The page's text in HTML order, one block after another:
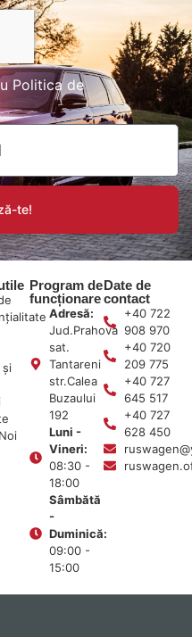
Politica de
te!
și
Program de
funcționare
Adresă:
Jud.Prahova
sat.
Tantareni
str.Calea
Buzaului
192
Luni -
Vineri:
08:30 -
18:00
Sâmbătă
-
Duminică:
09:00 -
15:00
Date de
contact
+40 722
908 970
+40 720
209 775
+40 727
645 517
+40 727
628 450